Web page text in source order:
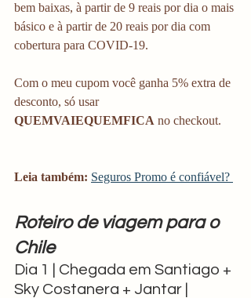
bem baixas, à partir de 9 reais por dia o mais
básico e à partir de 20 reais por dia com
cobertura para COVID-19.
Com o meu cupom você ganha 5% extra de
desconto, só usar
QUEMVAIEQUEMFICA no checkout.
Leia também: Seguros Promo é confiável?
Roteiro de viagem para o
Chile
Dia 1 | Chegada em Santiago +
Sky Costanera + Jantar |